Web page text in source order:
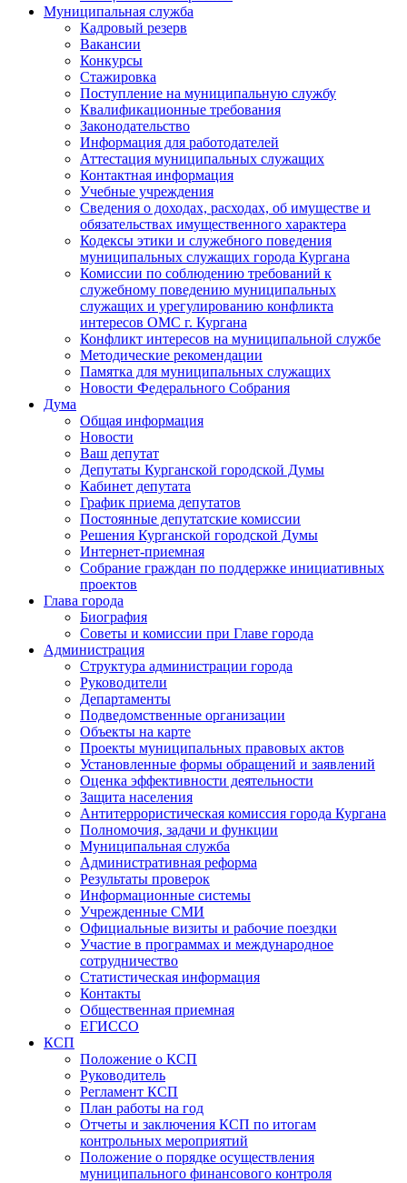
Муниципальная служба
Кадровый резерв
Вакансии
Конкурсы
Стажировка
Поступление на муниципальную службу
Квалификационные требования
Законодательство
Информация для работодателей
Аттестация муниципальных служащих
Контактная информация
Учебные учреждения
Сведения о доходах, расходах, об имуществе и
обязательствах имущественного характера
Кодексы этики и служебного поведения
муниципальных служащих города Кургана
Комиссии по соблюдению требований к
служебному поведению муниципальных
служащих и урегулированию конфликта
интересов ОМС г. Кургана
Конфликт интересов на муниципальной службе
Методические рекомендации
Памятка для муниципальных служащих
Новости Федерального Cобрания
Дума
Общая информация
Новости
Ваш депутат
Депутаты Курганской городской Думы
Кабинет депутата
График приема депутатов
Постоянные депутатские комиссии
Решения Курганской городской Думы
Интернет-приемная
Собрание граждан по поддержке инициативных
проектов
Глава города
Биография
Советы и комиссии при Главе города
Администрация
Структура администрации города
Руководители
Департаменты
Подведомственные организации
Объекты на карте
Проекты муниципальных правовых актов
Установленные формы обращений и заявлений
Оценка эффективности деятельности
Защита населения
Антитеррористическая комиссия города Кургана
Полномочия, задачи и функции
Муниципальная служба
Административная реформа
Результаты проверок
Информационные системы
Учрежденные СМИ
Официальные визиты и рабочие поездки
Участие в программах и международное
сотрудничество
Статистическая информация
Контакты
Общественная приемная
ЕГИССО
КСП
Положение о КСП
Руководитель
Регламент КСП
План работы на год
Отчеты и заключения КСП по итогам
контрольных мероприятий
Положение о порядке осуществления
муниципального финансового контроля